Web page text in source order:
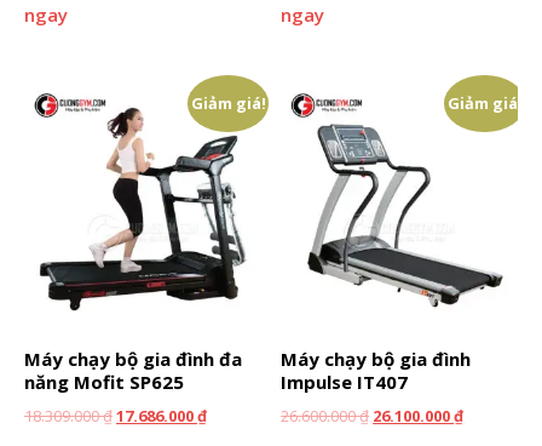
ngay
ngay
Giảm giá!
Máy chạy bộ gia đình đa
năng Mofit SP625
18.309.000₫17.686.000₫
Giảm giá!
Máy chạy bộ gia đình
Impulse IT407
26.600.000₫ 26.100.000₫